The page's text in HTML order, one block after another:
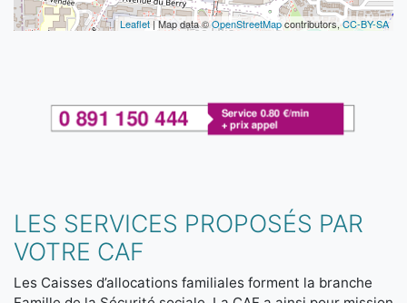
Leaflet | Map data ©OpenStreetMapcontributors,CC-BY-SA
LES SERVICES PROPOSÉS PAR
VOTRE CAF
Les Caisses d’allocations familiales forment la branche